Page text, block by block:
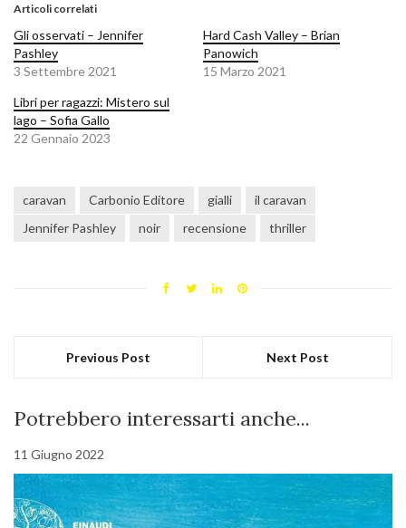
Articoli correlati
Gli osservati – Jennifer
Pashley
3 Settembre 2021
Hard Cash Valley – Brian
Panowich
15 Marzo 2021
Libri per ragazzi: Mistero sul
lago – Sofia Gallo
22 Gennaio 2023
caravan Carbonio Editore gialli
il caravan
Jennifer Pashley
noir recensione thriller
Previous Post Next Post
Potrebbero interessarti anche...
11 Giugno 2022